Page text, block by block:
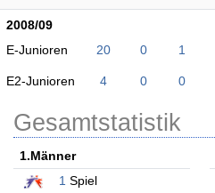
2008/09
E-Junioren
20 0 1
E2-Junioren 4 0 0
Gesamtstatistik
1.Männer
1 Spiel